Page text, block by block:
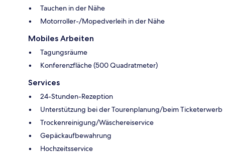
Tauchen in der Nähe
Motorroller-/Mopedverleih in der Nähe
Mobiles Arbeiten
Tagungsräume
Konferenzfläche (500 Quadratmeter)
Services
24-Stunden-Rezeption
Unterstützung bei der Tourenplanung/beim Ticketerwerb
Trockenreinigung/Wäschereiservice
Gepäckaufbewahrung
Hochzeitsservice